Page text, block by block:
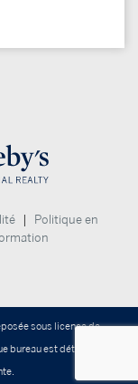
Politique en
sous licence de
bureau est détenu et